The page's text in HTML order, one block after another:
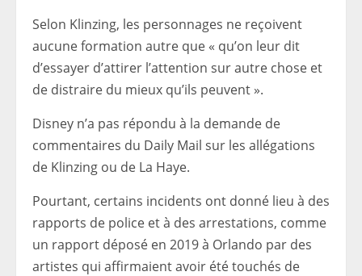
Selon Klinzing, les personnages ne reçoivent
aucune formation autre que « qu’on leur dit
d’essayer d’attirer l’attention sur autre chose et
de distraire du mieux qu’ils peuvent ».
Disney n’a pas répondu à la demande de
commentaires du Daily Mail sur les allégations
de Klinzing ou de La Haye.
Pourtant, certains incidents ont donné lieu à des
rapports de police et à des arrestations, comme
un rapport déposé en 2019 à Orlando par des
artistes qui affirmaient avoir été touchés de